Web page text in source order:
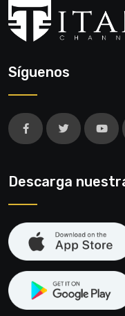
Síguenos
Descarga